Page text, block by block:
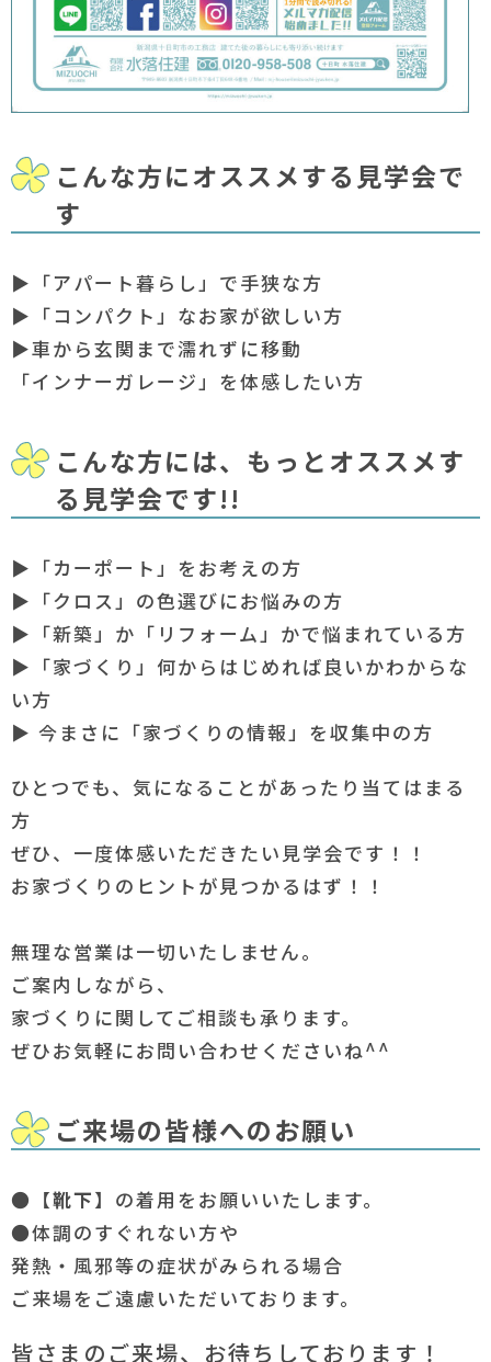
こんな方にオススメする見学会で
す
▶「アパート暮らし」で手狭な方
▶「コンパクト」なお家が欲しい方
▶車から玄関まで濡れずに移動
「インナーガレージ」を体感したい方
こんな方には、もっとオススメす
る見学会です!!
▶「カーポート」をお考えの方
▶「クロス」の色選びにお悩みの方
▶「新築」か「リフォーム」かで悩まれている方
▶「家づくり」何からはじめれば良いかわからな
い方
▶ 今まさに「家づくりの情報」を収集中の方
ひとつでも、気になることがあったり当てはまる
方
ぜひ、一度体感いただきたい見学会です！！
お家づくりのヒントが見つかるはず！！
無理な営業は一切いたしません。
ご案内しながら、
家づくりに関してご相談も承ります。
ぜひお気軽にお問い合わせくださいね^^
ご来場の皆様へのお願い
●【靴下】の着用をお願いいたします。
●体調のすぐれない方や
発熱・風邪等の症状がみられる場合
ご来場をご遠慮いただいております。
皆さまのご来場、お待ちしております！